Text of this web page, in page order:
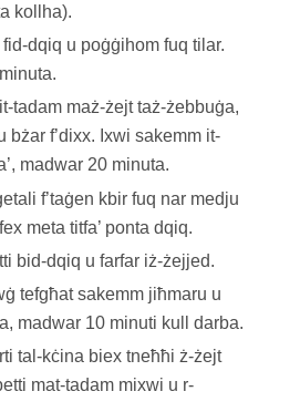
kollha).
dqiq u poġġihom fuq tilar.
tadam maż-żejt taż-żebbuġa,
bżar f’dixx. Ixwi sakemm it-
madwar 20 minuta.
f’taġen kbir fuq nar medju
meta titfa’ ponta dqiq.
bid-dqiq u farfar iż-żejjed.
tefgħat sakemm jiħmaru u
madwar 10 minuti kull darba.
tal-kċina biex tneħħi ż-żejt
mat-tadam mixwi u r-